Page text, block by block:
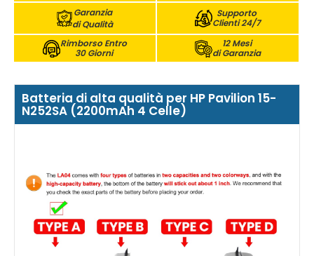
Garanzia
di Qualità
Supporto
Clienti 24/7
Rimborso Entro
30 Giorni
12 Mesi
di Garanzia
Batteria di alta qualità per HP Pavilion 15-
N252SA (2200mAh 4 Celle)